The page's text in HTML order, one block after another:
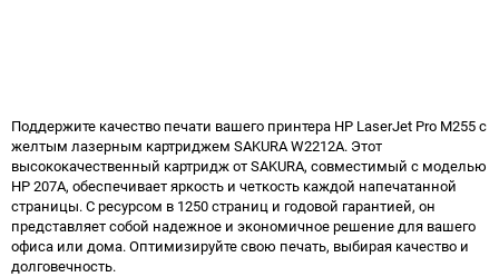
Поддержите качество печати вашего принтера HP LaserJet Pro M255 с
желтым лазерным картриджем SAKURA W2212A. Этот
высококачественный картридж от SAKURA, совместимый с моделью
HP 207A, обеспечивает яркость и четкость каждой напечатанной
страницы. С ресурсом в 1250 страниц и годовой гарантией, он
представляет собой надежное и экономичное решение для вашего
офиса или дома. Оптимизируйте свою печать, выбирая качество и
долговечность.